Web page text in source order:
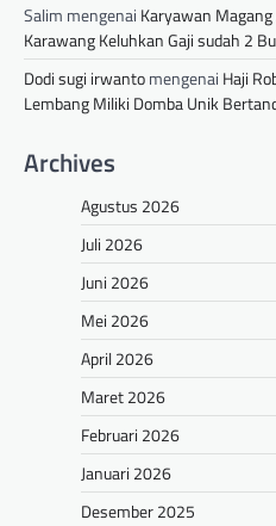
Salim mengenai Karyawan
Karawang Keluhkan Gaji sudah 2
Dodi sugi irwantomengenai Haji
Lembang Miliki Domba Unik
Archives
Agustus 2026
Juli 2026
Juni 2026
Mei 2026
April 2026
Maret 2026
Februari 2026
Januari 2026
Desember 2025